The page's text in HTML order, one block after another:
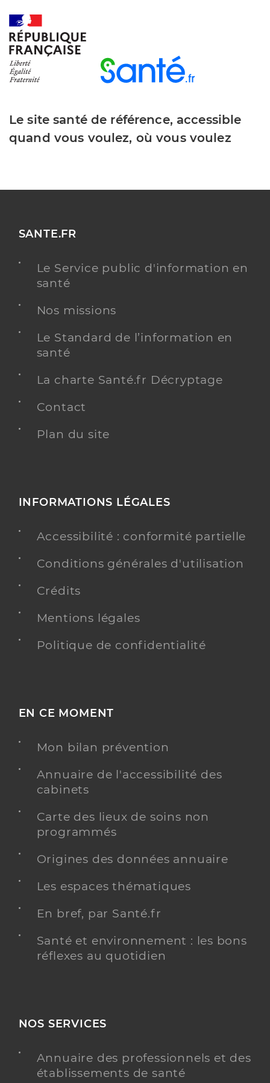
Le site santé de référence, accessible
quand vous voulez, où vous voulez
SANTE.FR
Le Service public d'information en
santé
Nos missions
Le Standard de l’information en
santé
La charte Santé.fr Décryptage
Contact
Plan du site
INFORMATIONS LÉGALES
Accessibilité : conformité partielle
Conditions générales d'utilisation
Crédits
Mentions légales
Politique de confidentialité
EN CE MOMENT
Mon bilan prévention
Annuaire de l'accessibilité des
cabinets
Carte des lieux de soins non
programmés
Origines des données annuaire
Les espaces thématiques
En bref, par Santé.fr
Santé et environnement : les bons
réflexes au quotidien
NOS SERVICES
Annuaire des professionnels et des
établissements de santé